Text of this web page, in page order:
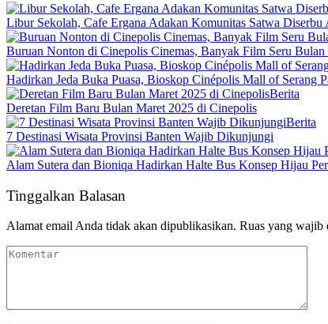
Libur Sekolah, Cafe Ergana Adakan Komunitas Satwa Diserbu
Buruan Nonton di Cinepolis Cinemas, Banyak Film Seru
Hadirkan Jeda Buka Puasa, Bioskop Cinépolis Mall of Serang
Berita
Deretan Film Baru Bulan Maret 2025 di Cinepolis
Berita
7 Destinasi Wisata Provinsi Banten Wajib Dikunjungi
Alam Sutera dan Bioniqa Hadirkan Halte Bus Konsep Hijau
Tinggalkan Balasan
Alamat email Anda tidak akan dipublikasikan. Ruas yang wajib